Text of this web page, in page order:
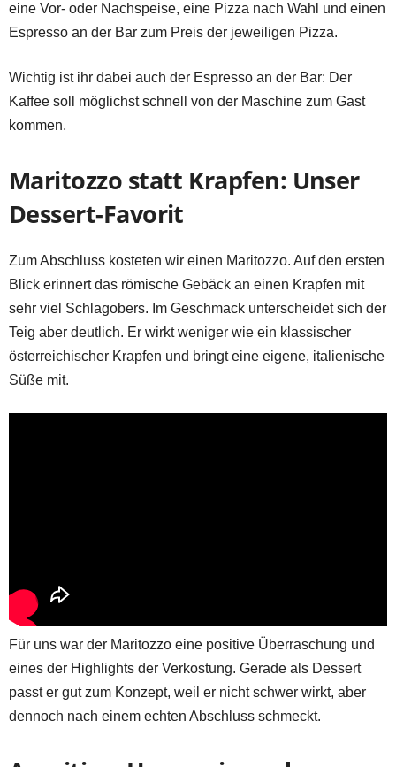
eine Vor- oder Nachspeise, eine Pizza nach Wahl und einen
Espresso an der Bar zum Preis der jeweiligen Pizza.
Wichtig ist ihr dabei auch der Espresso an der Bar: Der
Kaffee soll möglichst schnell von der Maschine zum Gast
kommen.
Maritozzo statt Krapfen: Unser
Dessert-Favorit
Zum Abschluss kosteten wir einen Maritozzo. Auf den ersten
Blick erinnert das römische Gebäck an einen Krapfen mit
sehr viel Schlagobers. Im Geschmack unterscheidet sich der
Teig aber deutlich. Er wirkt weniger wie ein klassischer
österreichischer Krapfen und bringt eine eigene, italienische
Süße mit.
Für uns war der Maritozzo eine positive Überraschung und
eines der Highlights der Verkostung. Gerade als Dessert
passt er gut zum Konzept, weil er nicht schwer wirkt, aber
dennoch nach einem echten Abschluss schmeckt.